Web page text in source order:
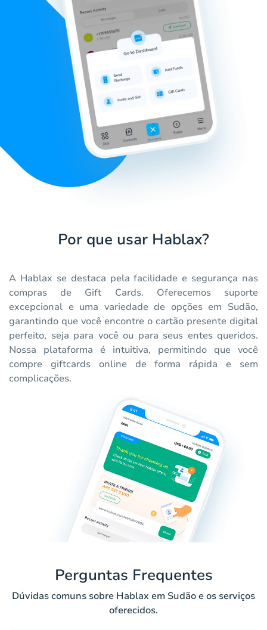
Por que usar Hablax?
A Hablax se destaca pela facilidade e segurança nas
compras de Gift Cards. Oferecemos suporte
excepcional e uma variedade de opções em Sudão,
garantindo que você encontre o cartão presente digital
perfeito, seja para você ou para seus entes queridos.
Nossa plataforma é intuitiva, permitindo que você
compre giftcards online de forma rápida e sem
complicações.
Perguntas Frequentes
Dúvidas comuns sobre Hablax em Sudão e os serviços
oferecidos.